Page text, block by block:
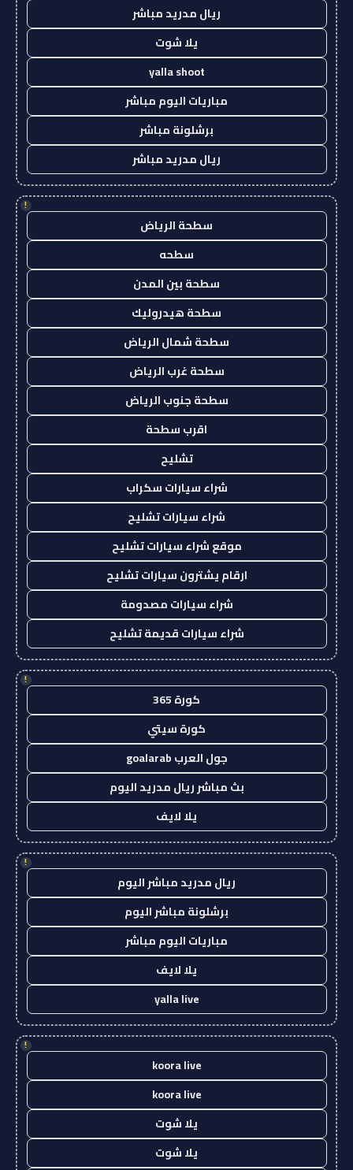
ريال مدريد مباشر
يلا شوت
yalla shoot
مباريات اليوم مباشر
برشلونة مباشر
ريال مدريد مباشر
!
سطحة الرياض
سطحه
سطحة بين المدن
سطحة هيدروليك
سطحة شمال الرياض
سطحة غرب الرياض
سطحة جنوب الرياض
اقرب سطحة
تشليح
شراء سيارات سكراب
شراء سيارات تشليح
موقع شراء سيارات تشليح
ارقام يشترون سيارات تشليح
شراء سيارات مصدومة
شراء سيارات قديمة تشليح
!
كورة 365
كورة سيتي
جول العرب goalarab
بث مباشر ريال مدريد اليوم
يلا لايف
!
ريال مدريد مباشر اليوم
برشلونة مباشر اليوم
مباريات اليوم مباشر
يلا لايف
yalla live
!
koora live
koora live
يلا شوت
يلا شوت